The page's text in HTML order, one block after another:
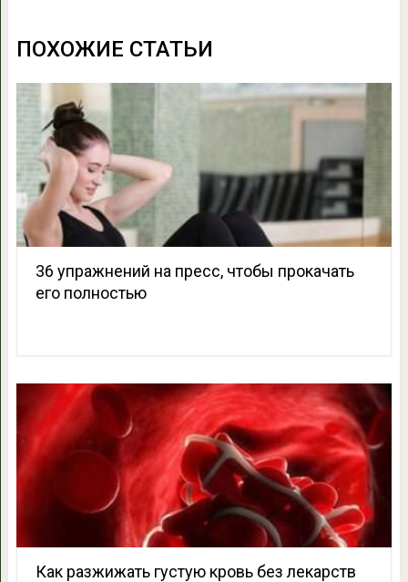
ПОХОЖИЕ СТАТЬИ
36 упражнений на пресс, чтобы прокачать
его полностью
Как разжижать густую кровь без лекарств